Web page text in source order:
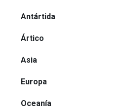
Antártida
Ártico
Asia
Europa
Oceanía